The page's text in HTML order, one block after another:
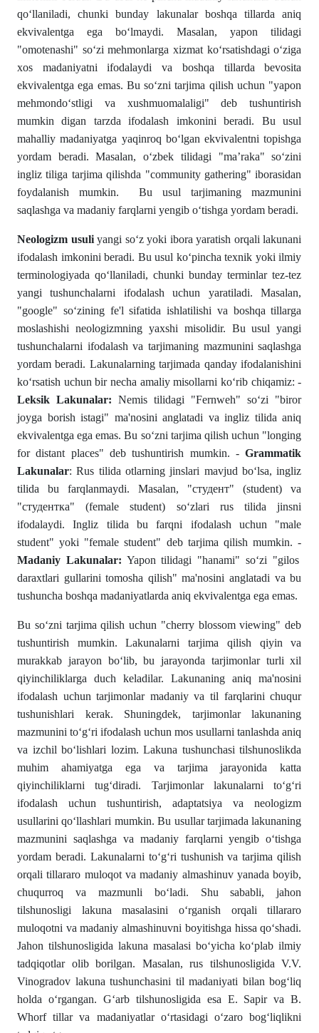
qо‘llaniladi, chunki bunday lakunalar boshqa tillarda aniq
ekvivalentga ega bо‘lmaydi. Masalan, yapon tilidagi
"omotenashi" sо‘zi mehmonlarga xizmat kо‘rsatishdagi о‘ziga
xos madaniyatni ifodalaydi va boshqa tillarda bevosita
ekvivalentga ega emas. Bu sо‘zni tarjima qilish uchun "yapon
mehmondо‘stligi va xushmuomalaligi" deb tushuntirish
mumkin digan tarzda ifodalash imkonini beradi. Bu usul
mahalliy madaniyatga yaqinroq bо‘lgan ekvivalentni topishga
yordam beradi. Masalan, о‘zbek tilidagi "ma’raka" sо‘zini
ingliz tiliga tarjima qilishda "community gathering" iborasidan
foydalanish mumkin. Bu usul tarjimaning mazmunini
saqlashga va madaniy farqlarni yengib о‘tishga yordam beradi.
Neologizm usuliyangi sо‘z yoki ibora yaratish orqali lakunani
ifodalash imkonini beradi. Bu usul kо‘pincha texnik yoki ilmiy
terminologiyada qо‘llaniladi, chunki bunday terminlar tez-tez
yangi tushunchalarni ifodalash uchun yaratiladi. Masalan,
"google" sо‘zining fe'l sifatida ishlatilishi va boshqa tillarga
moslashishi neologizmning yaxshi misolidir. Bu usul yangi
tushunchalarni ifodalash va tarjimaning mazmunini saqlashga
yordam beradi. Lakunalarning tarjimada qanday ifodalanishini
kо‘rsatish uchun bir necha amaliy misollarni kо‘rib chiqamiz: -
Leksik Lakunalar:Nemis tilidagi "Fernweh" sо‘zi "biror
joyga borish istagi" ma'nosini anglatadi va ingliz tilida aniq
ekvivalentga ega emas. Bu sо‘zni tarjima qilish uchun "longing
for distant places" deb tushuntirish mumkin. -Grammatik
Lakunalar: Rus tilida otlarning jinslari mavjud bо‘lsa, ingliz
tilida bu farqlanmaydi. Masalan, "студент" (student) va
"студентка" (female student) sо‘zlari rus tilida jinsni
ifodalaydi. Ingliz tilida bu farqni ifodalash uchun "male
student" yoki "female student" deb tarjima qilish mumkin. -
Madaniy Lakunalar: Yapon tilidagi "hanami" sо‘zi "gilos
daraxtlari gullarini tomosha qilish" ma'nosini anglatadi va bu
tushuncha boshqa madaniyatlarda aniq ekvivalentga ega emas.
Bu sо‘zni tarjima qilish uchun "cherry blossom viewing" deb
tushuntirish mumkin. Lakunalarni tarjima qilish qiyin va
murakkab jarayon bо‘lib, bu jarayonda tarjimonlar turli xil
qiyinchiliklarga duch keladilar. Lakunaning aniq ma'nosini
ifodalash uchun tarjimonlar madaniy va til farqlarini chuqur
tushunishlari kerak. Shuningdek, tarjimonlar lakunaning
mazmunini tо‘g‘ri ifodalash uchun mos usullarni tanlashda aniq
va izchil bо‘lishlari lozim. Lakuna tushunchasi tilshunoslikda
muhim ahamiyatga ega va tarjima jarayonida katta
qiyinchiliklarni tug‘diradi. Tarjimonlar lakunalarni tо‘g‘ri
ifodalash uchun tushuntirish, adaptatsiya va neologizm
usullarini qо‘llashlari mumkin. Bu usullar tarjimada lakunaning
mazmunini saqlashga va madaniy farqlarni yengib о‘tishga
yordam beradi. Lakunalarni tо‘g‘ri tushunish va tarjima qilish
orqali tillararo muloqot va madaniy almashinuv yanada boyib,
chuqurroq va mazmunli bо‘ladi. Shu sababli, jahon
tilshunosligi lakuna masalasini о‘rganish orqali tillararo
muloqotni va madaniy almashinuvni boyitishga hissa qо‘shadi.
Jahon tilshunosligida lakuna masalasi bо‘yicha kо‘plab ilmiy
tadqiqotlar olib borilgan. Masalan, rus tilshunosligida V.V.
Vinogradov lakuna tushunchasini til madaniyati bilan bog‘liq
holda о‘rgangan. G‘arb tilshunosligida esa E. Sapir va B.
Whorf tillar va madaniyatlar о‘rtasidagi о‘zaro bog‘liqlikni